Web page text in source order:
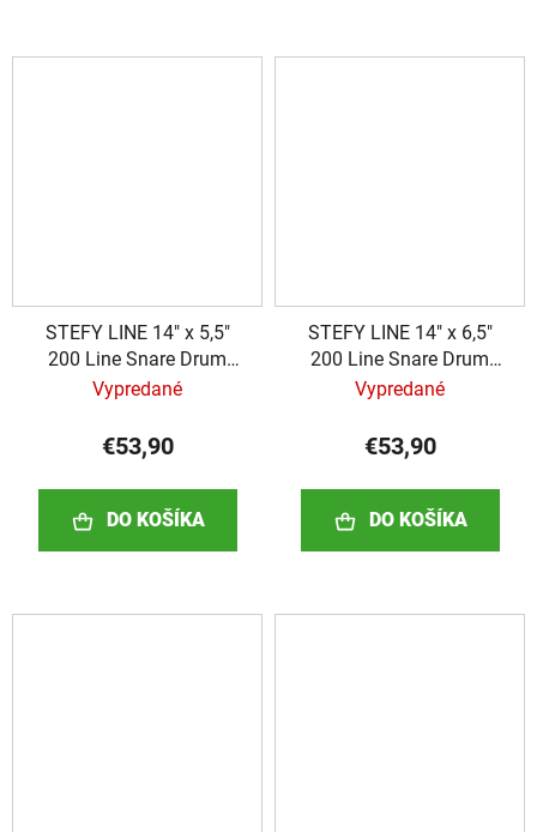
STEFY LINE 14" x 5,5"
200 Line Snare Drum
Bag
Vypredané
€53,90
DO KOŠÍKA
STEFY LINE 14" x 6,5"
200 Line Snare Drum
Bag
Vypredané
€53,90
DO KOŠÍKA